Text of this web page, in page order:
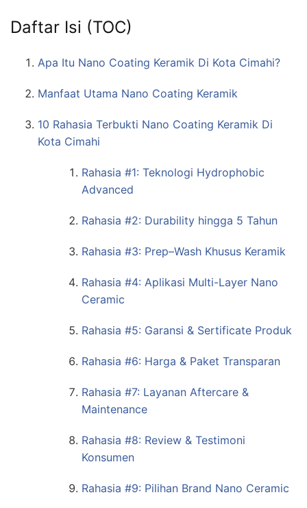
Daftar Isi (TOC)
Apa Itu Nano Coating Keramik Di Kota Cimahi?
Manfaat Utama Nano Coating Keramik
10 Rahasia Terbukti Nano Coating Keramik Di
Kota Cimahi
Rahasia #1: Teknologi Hydrophobic
Advanced
Rahasia #2: Durability hingga 5 Tahun
Rahasia #3: Prep–Wash Khusus Keramik
Rahasia #4: Aplikasi Multi-Layer Nano
Ceramic
Rahasia #5: Garansi & Sertificate Produk
Rahasia #6: Harga & Paket Transparan
Rahasia #7: Layanan Aftercare &
Maintenance
Rahasia #8: Review & Testimoni
Konsumen
Rahasia #9: Pilihan Brand Nano Ceramic